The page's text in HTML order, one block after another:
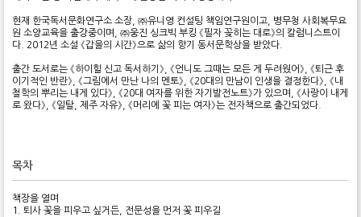
현재 한국독서문화연구소 소장, ㈜유니영 컨설팅 책임연구원이고, 병무청 사회복무요
원 소양교육을 출강중이며, ㈜웅진 싱크빅 부킹 《필자 꽂히는 대로》의 칼럼니스트이
다. 2012년 소설 《갑을의 시간》으로 삶의 향기 동서문학상을 받았다.
출간 도서로는 《하이힐 신고 독서하기》, 《언니도 그때는 모든 게 두려웠어》, 《퇴근 후
이기적인 반란》, 《그림에서 만난 나의 멘토》, 《20대의 만남이 인생을 결정한다》, 《내
철학의 뿌리는 내게 있다》, 《20대 여자를 위한 자기발전노트》가 있으며, 《사랑이 내게
로 왔다》, 《일탈, 제주 자유》, 《머리에 꽃 피는 여자》는 전자책으로 출간되었다.
목차
책장을 열며
1. 퇴사 꽃을 피우고 싶거든, 전문성을 먼저 꽃 피우길